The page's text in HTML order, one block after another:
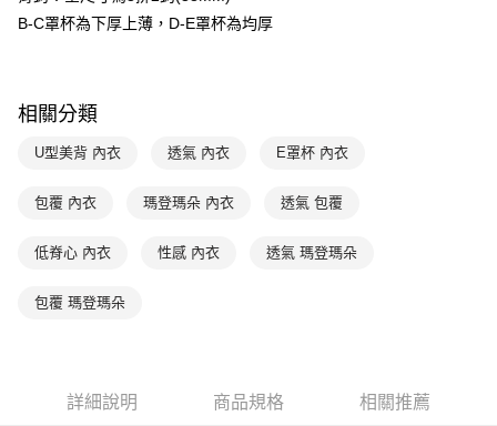
ATM／網路銀行／等多元方式進行付款，方視為交易完成。
※ 交易是否成功請以「AFTEE先享後付 」之結帳頁面顯示為準，若有關於
是否繳費成功／繳費後需取消欲退款等相關疑問，請聯繫「AFTEE先享後付
１．透過由恩沛科技股份有限公司提供之「AFTEE先享後付」服務完成之交
２．關於個人資料處理事宜，請瀏覽以下網址：
３．未成年的使用者請事先徵得法定代理人或監護人之同意方可使用
請求用戶進行身份認證。
萊爾富取貨付款
付款後萊爾富取貨
每筆NT$90，滿NT$1,000(含以上)免運費
付款後7-11取貨
宅配
每筆NT$150，滿NT$2,000(含以上)免運費
B-C罩杯為下厚上薄，D-E罩杯為均厚
相關分類
U型美背 內衣 透氣 內衣 E罩杯 內衣
包覆 內衣 瑪登瑪朵 內衣 透氣 包覆
低脊心 內衣 性感 內衣 透氣 瑪登瑪朵
包覆 瑪登瑪朵
詳細說明 商品規格 相關推薦